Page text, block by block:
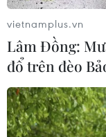
vietnamplus.vn
Lâm Đồng:
đổ trên đèo